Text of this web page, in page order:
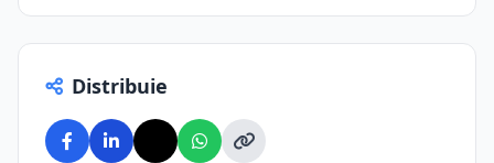
Distribuie